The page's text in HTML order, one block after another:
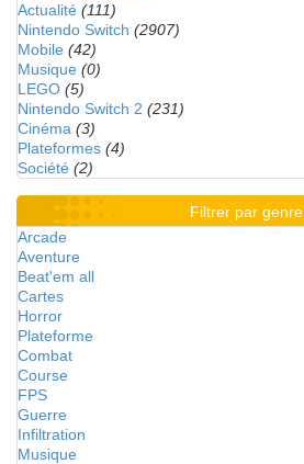
Actualité (111)
Nintendo Switch (2907)
Mobile (42)
Musique (0)
LEGO (5)
Nintendo Switch 2 (231)
Cinéma (3)
Plateformes (4)
Société (2)
Filtrer par genre
Arcade
Aventure
Beat'em all
Cartes
Horror
Plateforme
Combat
Course
FPS
Guerre
Infiltration
Musique